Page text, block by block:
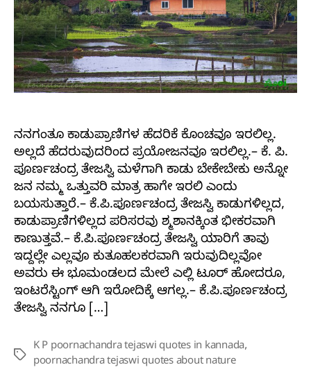
ನನಗಂತೂ ಕಾಡುಪ್ರಾಣಿಗಳ ಹೆದರಿಕೆ ಕೊಂಚವೂ ಇರಲಿಲ್ಲ.
ಅಲ್ಲದೆ ಹೆದರುವುದರಿಂದ ಪ್ರಯೋಜನವೂ ಇರಲಿಲ್ಲ.– ಕೆ. ಪಿ.
ಪೂರ್ಣಚಂದ್ರ ತೇಜಸ್ವಿ ಮಳೆಗಾಗಿ ಕಾಡು ಬೇಕೇಬೇಕು ಅನ್ನೋ
ಜನ ನಮ್ಮ ಒತ್ತುವರಿ ಮಾತ್ರ ಹಾಗೇ ಇರಲಿ ಎಂದು
ಬಯಸುತ್ತಾರೆ.– ಕೆ.ಪಿ.ಪೂರ್ಣಚಂದ್ರ ತೇಜಸ್ವಿ ಕಾಡುಗಳಿಲ್ಲದ,
ಕಾಡುಪ್ರಾಣಿಗಳಿಲ್ಲದ ಪರಿಸರವು ಶ್ಮಶಾನಕ್ಕಿಂತ ಭೀಕರವಾಗಿ
ಕಾಣುತ್ತವೆ.– ಕೆ.ಪಿ.ಪೂರ್ಣಚಂದ್ರ ತೇಜಸ್ವಿ ಯಾರಿಗೆ ತಾವು
ಇದ್ದಲ್ಲೇ ಎಲ್ಲವೂ ಕುತೂಹಲಕರವಾಗಿ ಇರುವುದಿಲ್ಲವೋ
ಅವರು ಈ ಭೂಮಂಡಲದ ಮೇಲೆ ಎಲ್ಲಿ ಟೂರ್ ಹೋದರೂ,
ಇಂಟರೆಸ್ಟಿಂಗ್ ಆಗಿ ಇರೋದಿಕ್ಕೆ ಆಗಲ್ಲ.– ಕೆ.ಪಿ.ಪೂರ್ಣಚಂದ್ರ
ತೇಜಸ್ವಿ ‎ನನಗೂ […]
Tags
K P poornachandra tejaswi quotes in kannada,
poornachandra tejaswi quotes about nature